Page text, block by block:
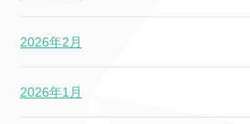
2026年2月
2026年1月